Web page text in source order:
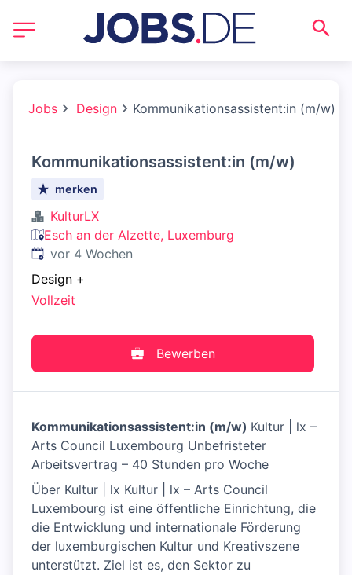
Jobs Design Kommunikationsassistent:in (m/w)
Kommunikationsassistent:in (m/w)
merken
KulturLX
Esch an der Alzette, Luxemburg
Veröffentlicht:
vor 4 Wochen
Design +
Vollzeit
Bewerben
Kommunikationsassistent:in (m/w) Kultur | lx –
Arts Council Luxembourg Unbefristeter
Arbeitsvertrag – 40 Stunden pro Woche
Über Kultur | lx Kultur | lx – Arts Council
Luxembourg ist eine öffentliche Einrichtung, die
die Entwicklung und internationale Förderung
der luxemburgischen Kultur und Kreativszene
unterstützt. Ziel ist es, den Sektor zu